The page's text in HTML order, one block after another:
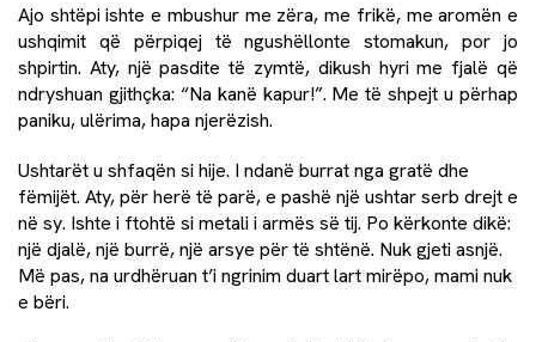
Ajo shtëpi ishte e mbushur me zëra, me frikë, me aromën e
ushqimit që përpiqej të ngushëllonte stomakun, por jo
shpirtin. Aty, një pasdite të zymtë, dikush hyri me fjalë që
ndryshuan gjithçka: “Na kanë kapur!”. Me të shpejt u përhap
paniku, ulërima, hapa njerëzish.
Ushtarët u shfaqën si hije. I ndanë burrat nga gratë dhe
fëmijët. Aty, për herë të parë, e pashë një ushtar serb drejt e
në sy. Ishte i ftohtë si metali i armës së tij. Po kërkonte dikë:
një djalë, një burrë, një arsye për të shtënë. Nuk gjeti asnjë.
Më pas, na urdhëruan t’i ngrinim duart lart mirëpo, mami nuk
e bëri.